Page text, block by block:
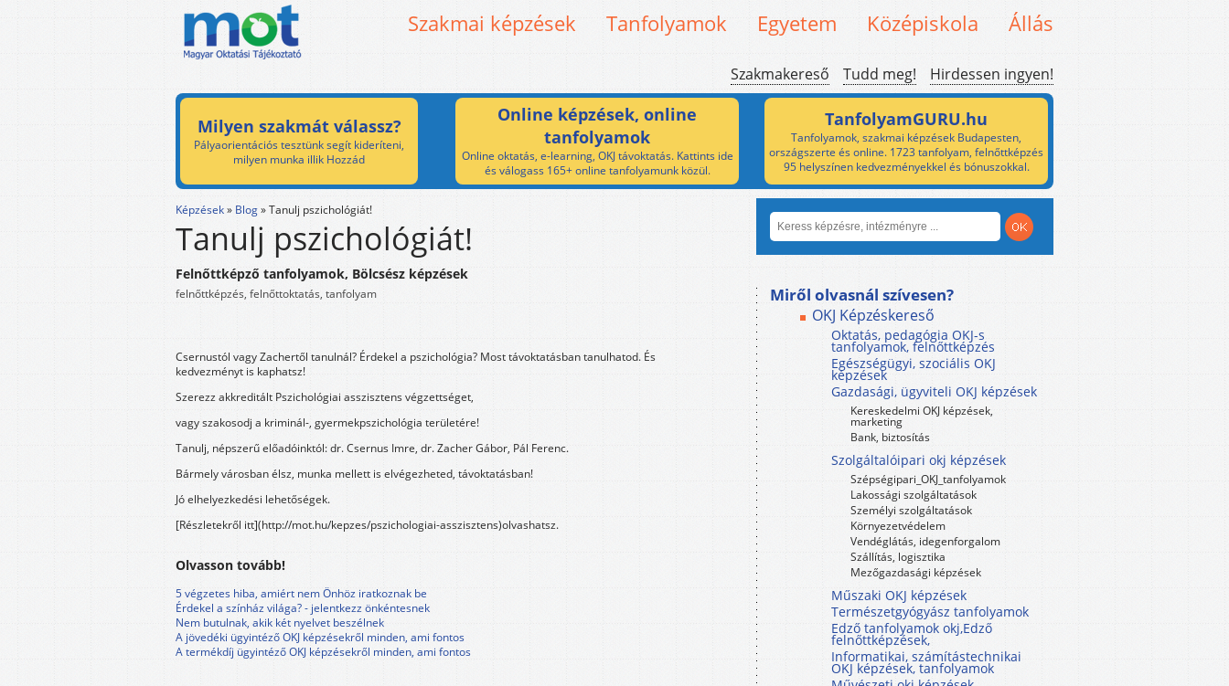
Szakmai képzések Tanfolyamok Egyetem Középiskola Állás
Szakmakereső Tudd meg! Hirdessen ingyen!
Milyen szakmát válassz?
Pályaorientációs tesztünk segít kideríteni,
milyen munka illik Hozzád
Online képzések, online
tanfolyamok
Online oktatás, e-learning, OKJ távoktatás. Kattints ide
és válogass 165+ online tanfolyamunk közül.
TanfolyamGURU.hu
Tanfolyamok, szakmai képzések Budapesten,
országszerte és online. 1723 tanfolyam, felnőttképzés
95 helyszínen kedvezményekkel és bónuszokkal.
Képzések» Blog»Tanulj pszichológiát!
Tanulj pszichológiát!
Felnőttképző tanfolyamok, Bölcsész képzések
felnőttképzés, felnőttoktatás, tanfolyam
Csernustól vagy Zachertől tanulnál? Érdekel a pszichológia? Most távoktatásban tanulhatod. És
kedvezményt is kaphatsz!
Szerezz akkreditált Pszichológiai asszisztens végzettséget,
vagy szakosodj a kriminál-, gyermekpszichológia területére!
Tanulj, népszerű előadóinktól: dr. Csernus Imre, dr. Zacher Gábor, Pál Ferenc.
Bármely városban élsz, munka mellett is elvégezheted, távoktatásban!
Jó elhelyezkedési lehetőségek.
[Részletekről itt](http://mot.hu/kepzes/pszichologiai-asszisztens)olvashatsz.
Olvasson tovább!
5 végzetes hiba, amiért nem Önhöz iratkoznak be
Érdekel a színház világa? - jelentkezz önkéntesnek
Nem butulnak, akik két nyelvet beszélnek
A jövedéki ügyintéző OKJ képzésekről minden, ami fontos
A termékdíj ügyintéző OKJ képzésekről minden, ami fontos
Miről olvasnál szívesen?
OKJ Képzéskereső
Oktatás, pedagógia OKJ-s
tanfolyamok, felnőttképzés
Egészségügyi, szociális OKJ
képzések
Gazdasági, ügyviteli OKJ képzések
Kereskedelmi OKJ képzések,
marketing
Bank, biztosítás
Szolgáltalóipari okj képzések
Szépségipari_OKJ_tanfolyamok
Lakossági szolgáltatások
Személyi szolgáltatások
Környezetvédelem
Vendéglátás, idegenforgalom
Szállítás, logisztika
Mezőgazdasági képzések
Műszaki OKJ képzések
Természetgyógyász tanfolyamok
Edző tanfolyamok okj,Edző
felnőttképzések,
Informatikai, számítástechnikai
OKJ képzések, tanfolyamok